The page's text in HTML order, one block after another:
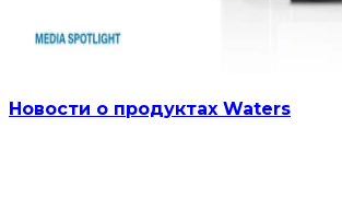
Новости о продуктах Waters